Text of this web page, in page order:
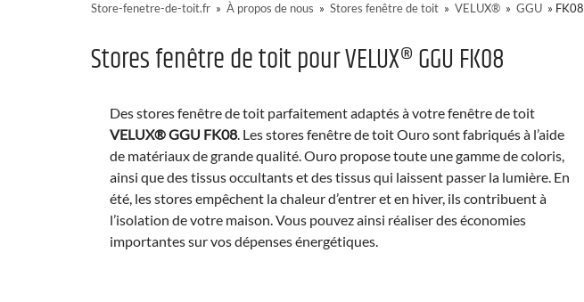
Store-fenetre-de-toit.fr » À propos de nous » Stores fenêtre de toit » VELUX® » GGU » FK08
Stores fenêtre de toit pour VELUX® GGU FK08
Des stores fenêtre de toit parfaitement adaptés à votre fenêtre de toit
VELUX® GGU FK08. Les stores fenêtre de toit Ouro sont fabriqués à l’aide
de matériaux de grande qualité. Ouro propose toute une gamme de coloris,
ainsi que des tissus occultants et des tissus qui laissent passer la lumière. En
été, les stores empêchent la chaleur d’entrer et en hiver, ils contribuent à
l’isolation de votre maison. Vous pouvez ainsi réaliser des économies
importantes sur vos dépenses énergétiques.